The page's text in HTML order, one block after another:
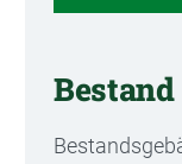
Bestand